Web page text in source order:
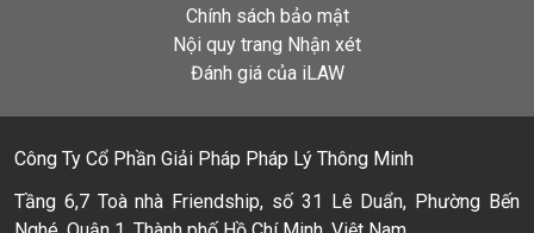
Chính sách bảo mật
Nội quy trang Nhận xét
Đánh giá của iLAW
Công Ty Cổ Phần Giải Pháp Pháp Lý Thông Minh
Tầng 6,7 Toà nhà Friendship, số 31 Lê Duẩn, Phường Bến